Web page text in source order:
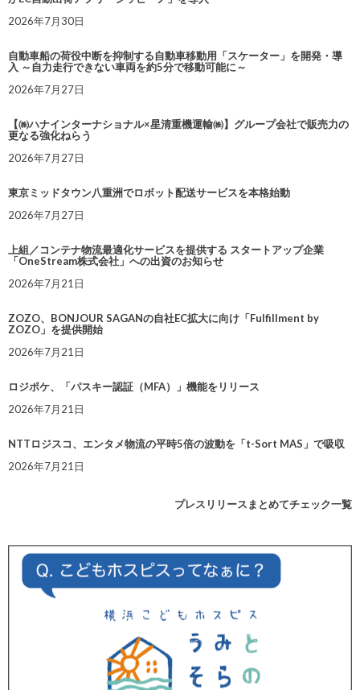
2026年7月30日
自動車船の荷役中断を抑制する自動車移動用「スケーター」を開発・導
入 ～自力走行できない車両を約5分で移動可能に～
2026年7月27日
【㈱ハナインターナショナル×星清重機運輸㈱】グループ会社で販売力の
更なる強化ねらう
2026年7月27日
東京ミッドタウン八重洲でロボット配送サービスを本格始動
2026年7月27日
上組／コンテナ物流最適化サービスを提供する スタートアップ企業
「OneStream株式会社」への出資のお知らせ
2026年7月21日
ZOZO、BONJOUR SAGANの自社EC拡大に向け「Fulfillment by
ZOZO」を提供開始
2026年7月21日
ロジポケ、「パスキー認証（MFA）」機能をリリース
2026年7月21日
NTTロジスコ、エンタメ物流の平時5倍の波動を「t-Sort MAS」で吸収
2026年7月21日
プレスリリースまとめてチェック一覧